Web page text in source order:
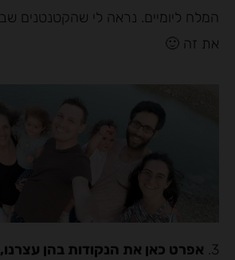
המלח ליומיים. נראה לי שהקטנטנים
את זה 🙂
3. אפרט כאן את הנקודות בהן